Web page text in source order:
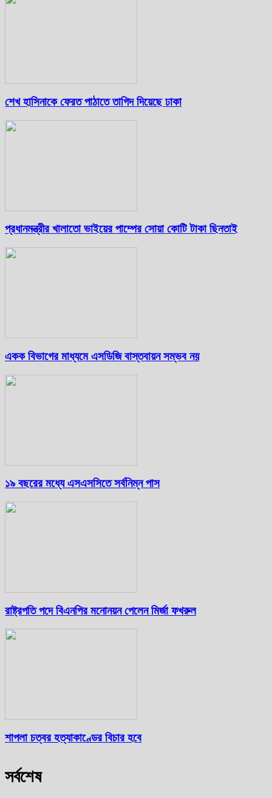
শেখ হাসিনাকে ফেরত পাঠাতে তাগিদ দিয়েছে ঢাকা
প্রধানমন্ত্রীর খালাতো ভাইয়ের পাম্পের সোয়া কোটি টাকা ছিনতাই
একক বিভাগের মাধ্যমে এসডিজি বাস্তবায়ন সম্ভব নয়
১৯ বছরের মধ্যে এসএসসিতে সর্বনিম্ন পাস
রাষ্ট্রপতি পদে বিএনপির মনোনয়ন পেলেন মির্জা ফখরুল
শাপলা চত্বর হত্যাকাণ্ডের বিচার হবে
সর্বশেষ